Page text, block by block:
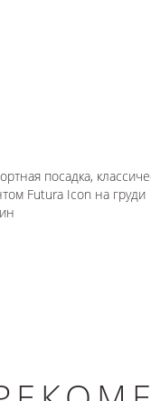
посадка,
Futura Icon на груди